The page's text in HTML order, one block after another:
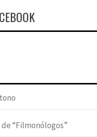
“Filmonólogos”